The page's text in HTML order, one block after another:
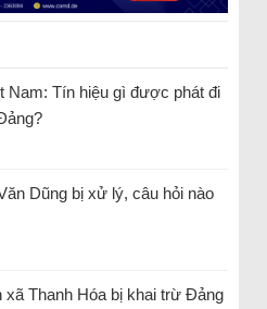
Nam: Tín hiệu gì được phát đi
Dũng bị xử lý, câu hỏi nào
xã Thanh Hóa bị khai trừ Đảng